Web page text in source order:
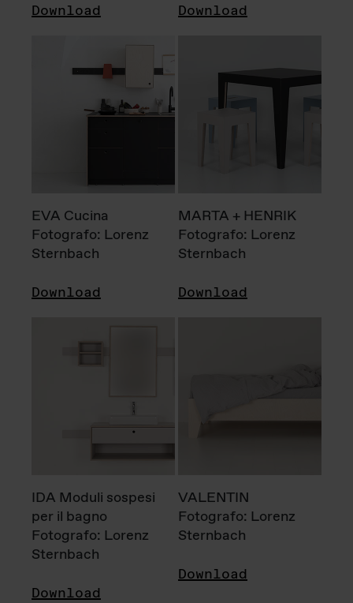
Download Download
EVA Cucina
Fotografo: Lorenz
Sternbach
Download
MARTA + HENRIK
Fotografo: Lorenz
Sternbach
Download
IDA Moduli sospesi
per il bagno
Fotografo: Lorenz
Sternbach
Download
VALENTIN
Fotografo: Lorenz
Sternbach
Download